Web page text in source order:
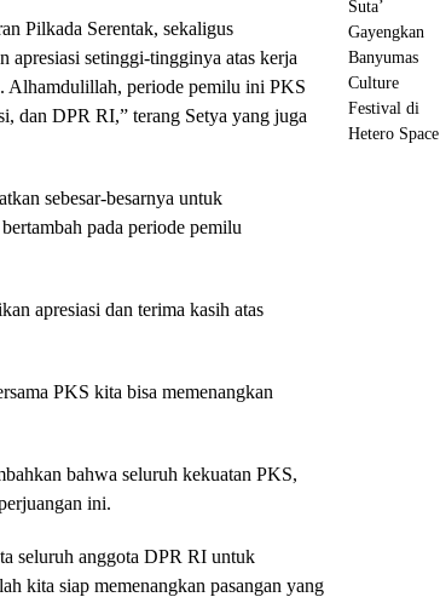
Pilkada Serentak, sekaligus
apresiasi setinggi-tingginya atas kerja
Alhamdulillah, periode pemilu ini PKS
dan DPR RI,” terang Setya yang juga
sebesar-besarnya untuk
pada periode pemilu
apresiasi dan terima kasih atas
PKS kita bisa memenangkan
bahwa seluruh kekuatan PKS,
ini.
seluruh anggota DPR RI untuk
kita siap memenangkan pasangan yang